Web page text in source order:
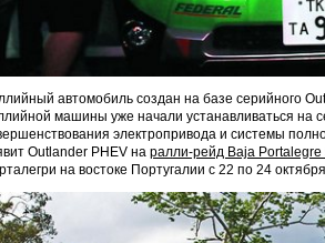
автомобиль создан на базе серийного
машины уже начали устанавливаться на
электропривода и системы
Outlander PHEV на ралли-рейд Baja Portalegre
на востоке Португалии с 22 по 24